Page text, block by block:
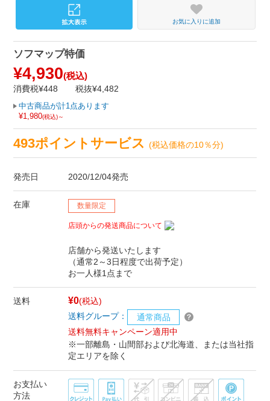
お気に入りに追加
ソフマップ特価
¥4,930(税込)
消費税¥448 税抜¥4,482
中古商品が計1点あります
¥1,980(税込)～
493ポイントサービス(税込価格の10％分)
発売日 2020/12/04発売
在庫 数量限定
店頭からの発送商品について
店舗から発送いたします
（通常2～3日程度で出荷予定）
お一人様1点まで
送料 ¥0(税込)
送料グループ：
通常商品
送料無料キャンペーン適用中
※一部離島・山間部および北海道、または当社指
定エリアを除く
お支払い
方法